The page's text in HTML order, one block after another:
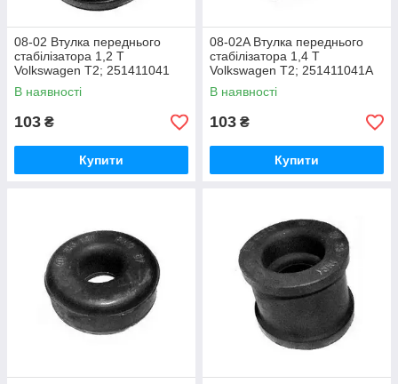
08-02 Втулка переднього
стабілізатора 1,2 Т
Volkswagen T2; 251411041
В наявності
103 ₴
Купити
08-02A Втулка переднього
стабілізатора 1,4 Т
Volkswagen T2; 251411041А
В наявності
103 ₴
Купити